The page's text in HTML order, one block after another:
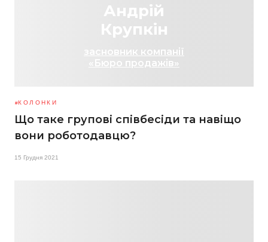
Андрій
Крупкін
засновник компанії
«Бюро продажів»
КОЛОНКИ
Що таке групові співбесіди та навіщо
вони роботодавцю?
15 Грудня 2021